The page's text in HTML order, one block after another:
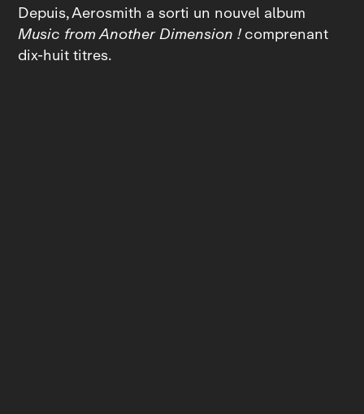
Depuis, Aerosmith a sorti un nouvel album
Music from Another Dimension !comprenant
dix‑huit titres.